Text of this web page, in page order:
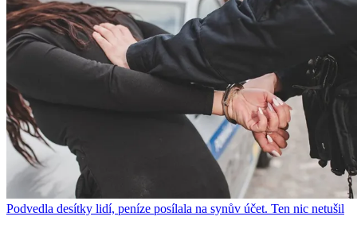
Podvedla desítky lidí, peníze posílala na synův účet. Ten nic netušil